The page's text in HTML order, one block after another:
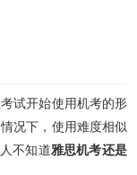
试开始使用机考的形
况下，使用难度相似
不知道雅思机考还是